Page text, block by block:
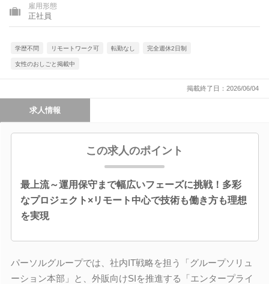
雇用形態
正社員
学歴不問 リモートワーク可 転勤なし 完全週休2日制
女性のおしごと掲載中
掲載終了日：2026/06/04
求人情報
この求人のポイント
最上流～運用保守まで幅広いフェーズに挑戦！多彩
なプロジェクト×リモート中心で技術も働き方も理想
を実現
パーソルグループでは、社内IT戦略を担う「グループソリュ
ーション本部」と、外販向けSIを推進する「エンタープライ